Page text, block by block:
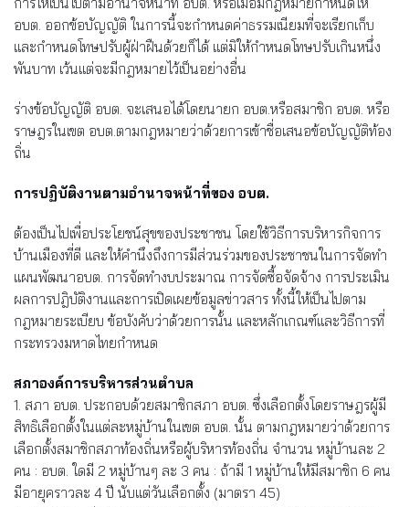
อบต. ออกข้อบัญญัติ ในการนี้จะกำหนดค่าธรรมเนียมที่จะเรียกเก็บ
และกำหนดโทษปรับผู้ฝ่าฝืนด้วยก็ได้ แต่มิให้กำหนดโทษปรับเกินหนึ่ง
พันบาท เว้นแต่จะมีกฎหมายไว้เป็นอย่างอื่น
ร่างข้อบัญญัติ อบต. จะเสนอได้โดยนายก อบต.หรือสมาชิก อบต. หรือ
ราษฎรในเขต อบต.ตามกฎหมายว่าด้วยการเข้าชื่อเสนอข้อบัญญัติท้อง
ถิ่น
การปฏิบัติงานตามอำนาจหน้าที่ของ อบต.
ต้องเป็นไปเพื่อประโยชน์สุขของประชาชน โดยใช้วิธีการบริหารกิจการ
บ้านเมืองที่ดี และให้คำนึงถึงการมีส่วนร่วมของประชาชนในการจัดทำ
แผนพัฒนาอบต. การจัดทำงบประมาณ การจัดซื้อจัดจ้าง การประเมิน
ผลการปฎิบัติงานและการเปิดเผยข้อมูลข่าวสาร ทั้งนี้ให้เป็นไปตาม
กฎหมายระเบียบ ข้อบังคับว่าด้วยการนั้น และหลักเกณฑ์และวิธีการที่
กระทรวงมหาดไทยกำหนด
สภาองค์การบริหารส่วนตำบล
1. สภา อบต. ประกอบด้วยสมาชิกสภา อบต. ซึ่งเลือกตั้งโดยราษฎรผู้มี
สิทธิเลือกตั้งในแต่ละหมู่บ้านในเขต อบต. นั้น ตามกฎหมายว่าด้วยการ
เลือกตั้งสมาชิกสภาท้องถิ่นหรือผู้บริหารท้องถิ่น จำนวน หมู่บ้านละ 2
คน : อบต. ใดมี 2 หมู่บ้านๆ ละ 3 คน : ถ้ามี 1 หมู่บ้านให้มีสมาชิก 6 คน
มีอายุคราวละ 4 ปี นับแต่วันเลือกตั้ง (มาตรา 45)